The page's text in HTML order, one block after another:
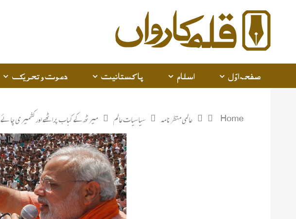
صفحہ اوّل اسلام پاکستانیت دعوت و تحریک
Home عالمی منظرنامہ سیاسیات عالم میرٹھ کے کباب پراٹھے اورکشمیر ی چائے